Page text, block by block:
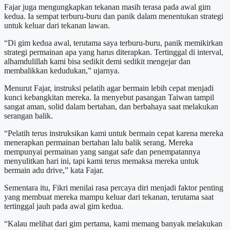
Fajar juga mengungkapkan tekanan masih terasa pada awal gim
kedua. Ia sempat terburu-buru dan panik dalam menentukan strategi
untuk keluar dari tekanan lawan.
“Di gim kedua awal, terutama saya terburu-buru, panik memikirkan
strategi permainan apa yang harus diterapkan. Tertinggal di interval,
alhamdulillah kami bisa sedikit demi sedikit mengejar dan
membalikkan kedudukan,” ujarnya.
Menurut Fajar, instruksi pelatih agar bermain lebih cepat menjadi
kunci kebangkitan mereka. Ia menyebut pasangan Taiwan tampil
sangat aman, solid dalam bertahan, dan berbahaya saat melakukan
serangan balik.
“Pelatih terus instruksikan kami untuk bermain cepat karena mereka
menerapkan permainan bertahan lalu balik serang. Mereka
mempunyai permainan yang sangat safe dan penempatannya
menyulitkan hari ini, tapi kami terus memaksa mereka untuk
bermain adu drive,” kata Fajar.
Sementara itu, Fikri menilai rasa percaya diri menjadi faktor penting
yang membuat mereka mampu keluar dari tekanan, terutama saat
tertinggal jauh pada awal gim kedua.
“Kalau melihat dari gim pertama, kami memang banyak melakukan